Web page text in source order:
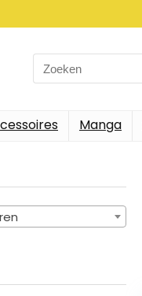
Search
for:
Manga